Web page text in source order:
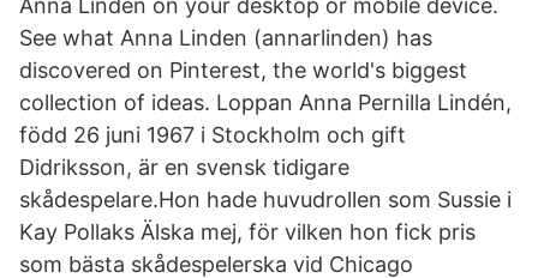
Anna Lindén on your desktop or mobile device.
See what Anna Linden (annarlinden) has
discovered on Pinterest, the world's biggest
collection of ideas. Loppan Anna Pernilla Lindén,
född 26 juni 1967 i Stockholm och gift
Didriksson, är en svensk tidigare
skådespelare.Hon hade huvudrollen som Sussie i
Kay Pollaks Älska mej, för vilken hon fick pris
som bästa skådespelerska vid Chicago